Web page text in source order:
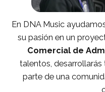
En DNA Music
su pasión en un
Comercial de
talentos, desarrollarás
parte de una